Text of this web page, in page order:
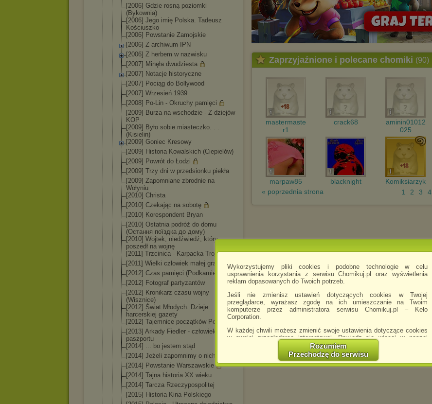
Wykorzystujemy pliki cookies i podobne technologie w celu
usprawnienia korzystania z serwisu Chomikuj.pl oraz wyświetlenia
reklam dopasowanych do Twoich potrzeb.
Jeśli nie zmienisz ustawień dotyczących cookies w Twojej
przeglądarce, wyrażasz zgodę na ich umieszczanie na Twoim
komputerze przez administratora serwisu Chomikuj.pl – Kelo
Corporation.
W każdej chwili możesz zmienić swoje ustawienia dotyczące cookies
w swojej przeglądarce internetowej. Dowiedz się więcej w naszej
http://chomikuj.pl/PolitykaPrywatnosci.aspx
Jednocześnie informujemy że zmiana ustawień przeglądarki może
spowodować ograniczenie korzystania ze strony Chomikuj.pl.
Rozumiem
Przechodzę do serwisu
[2006] Gdzie rosną poziomki
(Bykownia)
[2006] Jego imię Polska. Tadeusz
Kościuszko
[2006] Powstanie Zamojskie
[2006] Z archiwum IPN
[2006] Z herbem w nazwisku
[2007] Minęła dwudziesta
[2007] Notacje historyczne
[2007] Pociąg do Bollywood
[2007] Wrzesień 1939
[2008] Po-Lin - Okruchy pamięci
[2009] Burza na wschodzie - Z dziejów
KOP
[2009] Było sobie miasteczko. . .
(Kisielin)
[2009] Goniec Kresowy
[2009] Historia Kowalskich (Ciepielów)
[2009] Powrót do Łodzi
[2009] Trzy dni w przedsionku piekła
[2009] Zapomniane zbrodnie na
Wołyniu
[2010] Christa
[2010] Czekając na sobotę
[2010] Korespondent Bryan
[2010] Ostatnia podróż do domu
(Остання поїздка до дому)
[2010] Wojtek, niedźwiedź, który
poszedł na wojnę
[2011] Trzcinica - Karpacka Troja
[2011] Wielki człowiek małej grafiki
[2012] Czas pamięci (Podkamień)
[2012] Fotograf partyzantów
[2012] Kronikarz czasu wojny
(Wisznice)
[2012] Świat Młodych. Dzieje
harcerskiej gazety
[2012] Tajemnice początków Polski
[2013] Arkady Fiedler - człowiek bez
paszportu
[2014] ... bo jestem stąd
[2014] Jeżeli zapomnimy o nich
[2014] Powstanie Warszawskie
[2014] Tajna historia XX wieku
[2014] Tarcza Rzeczypospo litej
[2015] Historia Kina Polskiego
Zaprzyjaźnione i polecane chomiki (90)
mastermaste
r1
crack68
aminin01012
025
marpaw85 blacknight Komiksiarzyk
« poprzednia strona
1 2 3 4